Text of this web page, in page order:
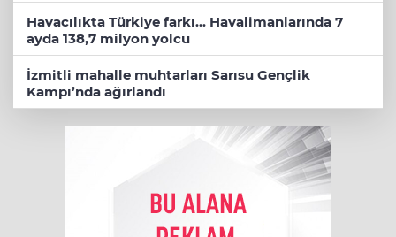
Havacılıkta Türkiye farkı... Havalimanlarında 7
ayda 138,7 milyon yolcu
İzmitli mahalle muhtarları Sarısu Gençlik
Kampı’nda ağırlandı